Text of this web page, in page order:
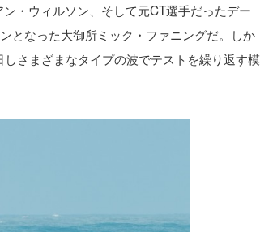
・ウィルソン、そして元CT選手だったデー
となった大御所ミック・ファニングだ。しか
さまざまなタイプの波でテストを繰り返す模